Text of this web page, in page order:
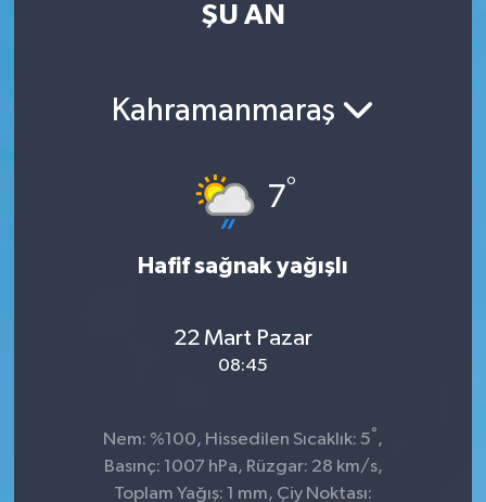
ŞU AN
Kahramanmaraş
7°
Hafif sağnak yağışlı
22 Mart Pazar
08:45
Nem: %100, Hissedilen Sıcaklık: 5° ,
Basınç: 1007 hPa, Rüzgar: 28 km/s,
Toplam Yağış: 1 mm, Çiy Noktası: